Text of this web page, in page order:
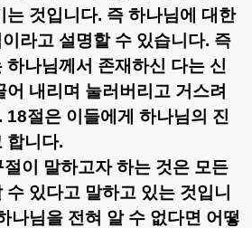
는 것입니다. 즉 하나님에 대한
라고 설명할 수 있습니다. 즉
하나님께서 존재하신 다는 신
내리며 눌러버리고 거스려
18절은 이들에게 하나님의 진
합니다.
이 말하고자 하는 것은 모든
있다고 말하고 있는 것입니
나님을 전혀 알 수 없다면 어떻